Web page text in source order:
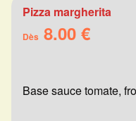
Pizza margherita
Dès 8.00 €
Base sauce tomate,